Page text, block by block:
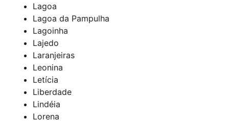
Lagoa
Lagoa da Pampulha
Lagoinha
Lajedo
Laranjeiras
Leonina
Letícia
Liberdade
Lindéia
Lorena